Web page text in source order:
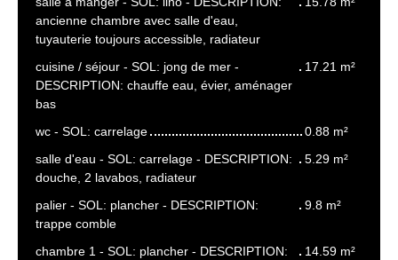
ancienne chambre avec salle d'eau,
tuyauterie toujours accessible, radiateur
cuisine / séjour - SOL: jong de mer -
DESCRIPTION: chauffe eau, évier, aménager
bas
17.21 m²
wc - SOL: carrelage
0.88 m²
salle d'eau - SOL: carrelage - DESCRIPTION:
douche, 2 lavabos, radiateur
5.29 m²
palier - SOL: plancher - DESCRIPTION:
trappe comble
9.8 m²
chambre 1 - SOL: plancher - DESCRIPTION:
14.59 m²